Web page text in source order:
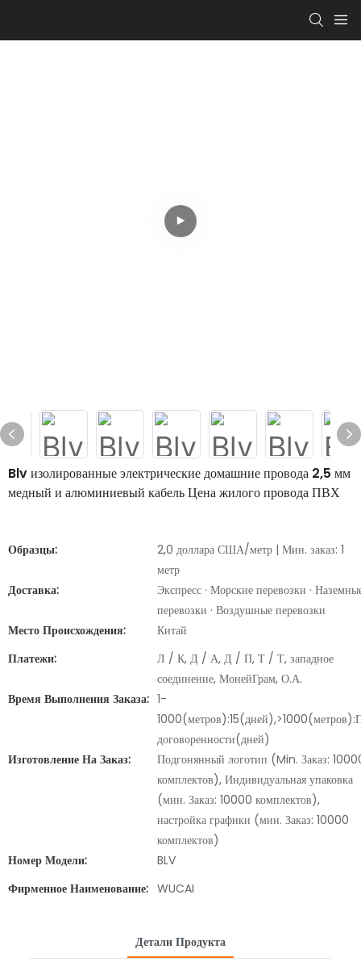
Blv изолированные электрические домашние провода 2,5 мм
медный и алюминиевый кабель Цена жилого провода ПВХ
Образцы:
2,0 доллара США/метр | Мин. заказ: 1
метр
Доставка:
Экспресс · Морские перевозки ·
перевозки · Воздушные перевозки
Место Происхождения:
Китай
Платежи:
Л / К, Д / А, Д / П, Т / Т, западное
соединение, МонейГрам, О.А.
Время Выполнения Заказа: 1-
договоренности(дней)
Изготовление На Заказ:
Подгонянный логотип (Min. Заказ:
комплектов), Индивидуальная упаковка
(мин. Заказ: 10000 комплектов),
настройка графики (мин. Заказ: 10000
комплектов)
Номер Модели:
BLV
Фирменное Наименование: WUCAI
Детали Продукта